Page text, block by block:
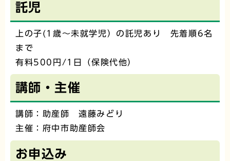
託児
上の子(1歳〜未就学児）の託児あり 先着順6名
まで
有料500円/1日（保険代他）
講師・主催
講師：助産師 遠藤みどり
主催：府中市助産師会
お申込み